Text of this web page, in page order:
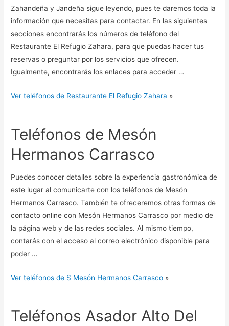
Zahandeña y Jandeña sigue leyendo, pues te daremos toda la
información que necesitas para contactar. En las siguientes
secciones encontrarás los números de teléfono del
Restaurante El Refugio Zahara, para que puedas hacer tus
reservas o preguntar por los servicios que ofrecen.
Igualmente, encontrarás los enlaces para acceder …
Ver teléfonos de Restaurante El Refugio Zahara »
Teléfonos de Mesón
Hermanos Carrasco
Puedes conocer detalles sobre la experiencia gastronómica de
este lugar al comunicarte con los teléfonos de Mesón
Hermanos Carrasco. También te ofreceremos otras formas de
contacto online con Mesón Hermanos Carrasco por medio de
la página web y de las redes sociales. Al mismo tiempo,
contarás con el acceso al correo electrónico disponible para
poder …
Ver teléfonos de S Mesón Hermanos Carrasco »
Teléfonos Asador Alto Del